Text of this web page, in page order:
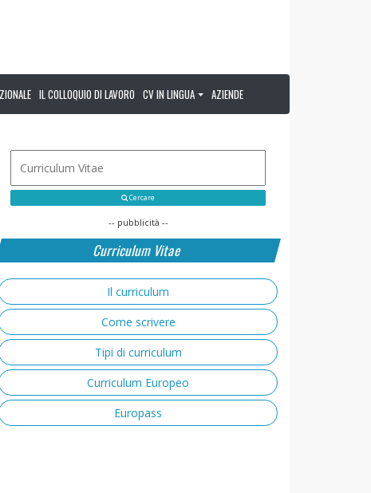
IL COLLOQUIO DI LAVORO CV IN LINGUA AZIENDE
Cercare
-- pubblicità --
Curriculum Vitae
Il curriculum
Come scrivere
Tipi di curriculum
Curriculum Europeo
Europass